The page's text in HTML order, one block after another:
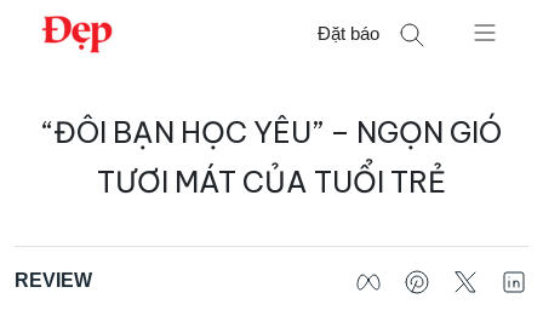
Chuyển
Đặt báo
kiếm
“ĐÔI BẠN HỌC YÊU” – NGỌN GIÓ
TƯƠI MÁT CỦA TUỔI TRẺ
REVIEW